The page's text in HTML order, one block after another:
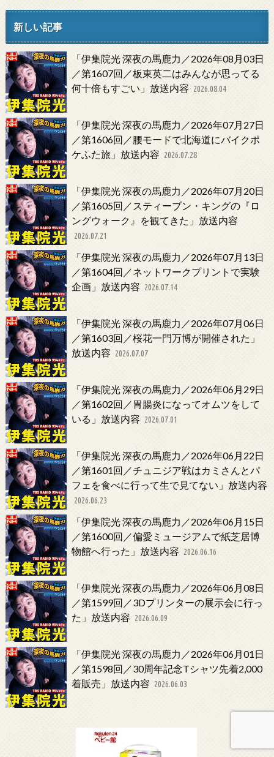
新しい記事
「伊集院光 深夜の馬鹿力／2026年08月03日
／第1607回／板東英二はみんなが思ってる
何十倍もすごい」放送内容 2026.08.04
「伊集院光 深夜の馬鹿力／2026年07月27日
／第1606回／腰モードで北海道にバイクポ
ケふた旅」放送内容 2026.07.28
「伊集院光 深夜の馬鹿力／2026年07月20日
／第1605回／スティーブン・キングの『ロ
ングウォーク』を観てきた」放送内容
2026.07.21
「伊集院光 深夜の馬鹿力／2026年07月13日
／第1604回／ネットワークプリントで実験
企画」放送内容 2026.07.14
「伊集院光 深夜の馬鹿力／2026年07月06日
／第1603回／桜花一門万博が開催された」
放送内容 2026.07.07
「伊集院光 深夜の馬鹿力／2026年06月29日
／第1602回／胃腸炎になってオムツをして
いる」放送内容 2026.07.01
「伊集院光 深夜の馬鹿力／2026年06月22日
／第1601回／チュニジア戦はカミさんとパ
フェを食べに行って生で見てない」放送内容
2026.06.23
「伊集院光 深夜の馬鹿力／2026年06月15日
／第1600回／偏愛ミュージアムで紙芝居博
物館へ行った」放送内容 2026.06.16
「伊集院光 深夜の馬鹿力／2026年06月08日
／第1599回／3Dプリンターの展示会に行っ
た」放送内容 2026.06.09
「伊集院光 深夜の馬鹿力／2026年06月01日
／第1598回／30周年記念Tシャツ先着2,000
着販売」放送内容 2026.06.03